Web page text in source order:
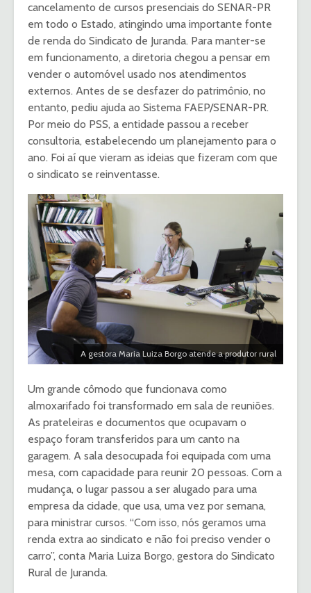
cancelamento de cursos presenciais do SENAR-PR
em todo o Estado, atingindo uma importante fonte
de renda do Sindicato de Juranda. Para manter-se
em funcionamento, a diretoria chegou a pensar em
vender o automóvel usado nos atendimentos
externos. Antes de se desfazer do patrimônio, no
entanto, pediu ajuda ao Sistema FAEP/SENAR-PR.
Por meio do PSS, a entidade passou a receber
consultoria, estabelecendo um planejamento para o
ano. Foi aí que vieram as ideias que fizeram com que
o sindicato se reinventasse.
A gestora Maria Luiza Borgo atende a produtor rural
Um grande cômodo que funcionava como
almoxarifado foi transformado em sala de reuniões.
As prateleiras e documentos que ocupavam o
espaço foram transferidos para um canto na
garagem. A sala desocupada foi equipada com uma
mesa, com capacidade para reunir 20 pessoas. Com a
mudança, o lugar passou a ser alugado para uma
empresa da cidade, que usa, uma vez por semana,
para ministrar cursos. “Com isso, nós geramos uma
renda extra ao sindicato e não foi preciso vender o
carro”, conta Maria Luiza Borgo, gestora do Sindicato
Rural de Juranda.